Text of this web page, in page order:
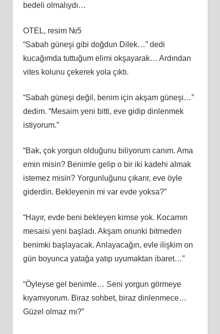
bedeli olmalıydı…
OTEL, resim №5
“Sabah güneşi gibi doğdun Dilek…” dedi
kucağımda tuttuğum elimi okşayarak… Ardından
vites kolunu çekerek yola çıktı.
“Sabah güneşi değil, benim için akşam güneşi…”
dedim. “Mesaim yeni bitti, eve gidip dinlenmek
istiyorum.”
“Bak, çok yorgun olduğunu biliyorum canım. Ama
emin misin? Benimle gelip o bir iki kadehi almak
istemez misin? Yorgunluğunu çıkarır, eve öyle
giderdin. Bekleyenin mi var evde yoksa?”
“Hayır, evde beni bekleyen kimse yok. Kocamın
mesaisi yeni başladı. Akşam onunki bitmeden
benimki başlayacak. Anlayacağın, evle ilişkim on
gün boyunca yatağa yatıp uyumaktan ibaret…”
“Öyleyse gel benimle… Seni yorgun görmeye
kıyamıyorum. Biraz sohbet, biraz dinlenmece…
Güzel olmaz mı?”